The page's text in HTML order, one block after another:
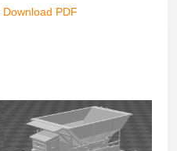
Download PDF